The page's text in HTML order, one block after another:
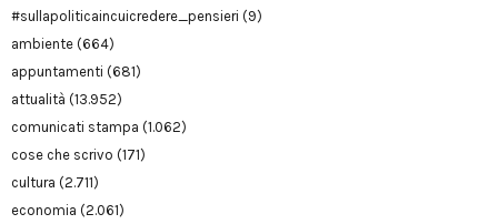
#sullapoliticaincuicredere_pensieri (9)
ambiente (664)
appuntamenti (681)
attualità (13.952)
comunicati stampa (1.062)
cose che scrivo (171)
cultura (2.711)
economia (2.061)